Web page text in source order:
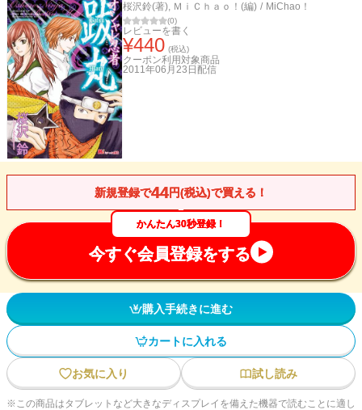
桜沢鈴(著), ＭｉＣｈａｏ！(編) / MiChao！
(0)
レビューを書く
¥440 (税込)
クーポン利用対象商品
2011年06月23日 配信
新規登録で44円(税込)で買える！
かんたん30秒登録！
今すぐ会員登録をする
購入手続きに進む
カートに入れる
お気に入り 試し読み
※この商品はタブレットなど大きなディスプレイを備えた機器で読むことに適し